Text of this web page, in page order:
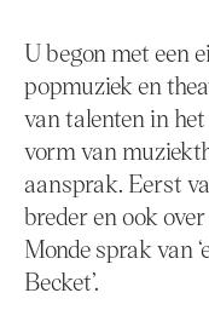
U begon met een
popmuziek en
van talenten in
vorm van
aansprak. Eerst
breder en ook
Monde sprak van
Becket’.